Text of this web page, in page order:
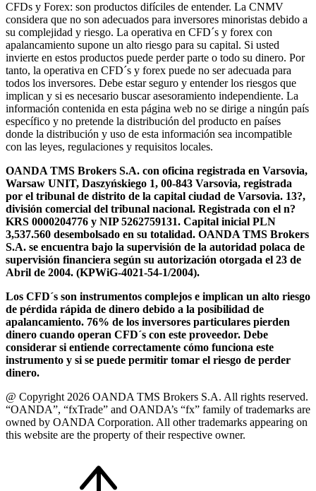
CFDs y Forex: son productos difíciles de entender. La CNMV
considera que no son adecuados para inversores minoristas debido a
su complejidad y riesgo. La operativa en CFD´s y forex con
apalancamiento supone un alto riesgo para su capital. Si usted
invierte en estos productos puede perder parte o todo su dinero. Por
tanto, la operativa en CFD´s y forex puede no ser adecuada para
todos los inversores. Debe estar seguro y entender los riesgos que
implican y si es necesario buscar asesoramiento independiente. La
información contenida en esta página web no se dirige a ningún país
específico y no pretende la distribución del producto en países
donde la distribución y uso de esta información sea incompatible
con las leyes, regulaciones y requisitos locales.
OANDA TMS Brokers S.A. con oficina registrada en Varsovia,
Warsaw UNIT, Daszyńskiego 1, 00-843 Varsovia, registrada
por el tribunal de distrito de la capital ciudad de Varsovia. 13?,
división comercial del tribunal nacional. Registrada con el n?
KRS 0000204776 y NIP 5262759131. Capital inicial PLN
3,537.560 desembolsado en su totalidad. OANDA TMS Brokers
S.A. se encuentra bajo la supervisión de la autoridad polaca de
supervisión financiera según su autorización otorgada el 23 de
Abril de 2004. (KPWiG-4021-54-1/2004).
Los CFD´s son instrumentos complejos e implican un alto riesgo
de pérdida rápida de dinero debido a la posibilidad de
apalancamiento. 76% de los inversores particulares pierden
dinero cuando operan CFD´s con este proveedor. Debe
considerar si entiende correctamente cómo funciona este
instrumento y si se puede permitir tomar el riesgo de perder
dinero.
@ Copyright 2026 OANDA TMS Brokers S.A. All rights reserved.
“OANDA”, “fxTrade” and OANDA’s “fx” family of trademarks are
owned by OANDA Corporation. All other trademarks appearing on
this website are the property of their respective owner.